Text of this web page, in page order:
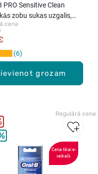
grozam
PRO Sensitive Clean
zobu sukas uzgalis,
cena
6
Cena tikai e-
veikalā
Regulārā cena